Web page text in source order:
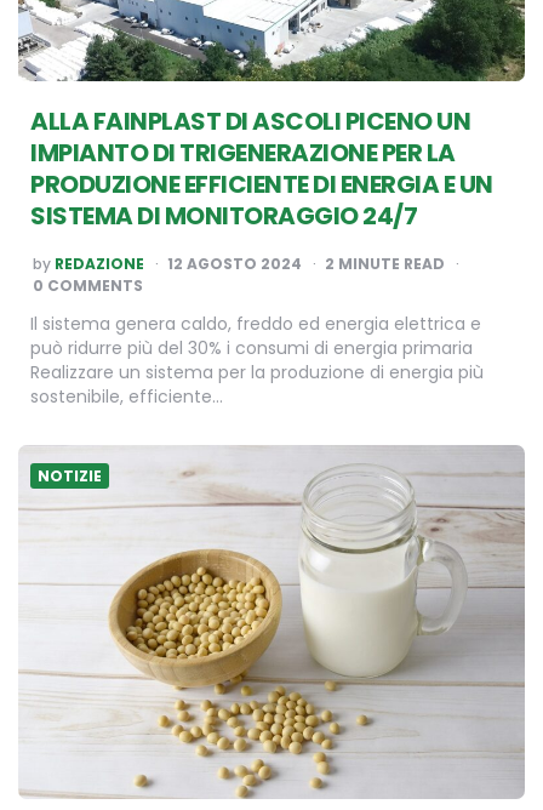
ALLA FAINPLAST DI ASCOLI PICENO UN
IMPIANTO DI TRIGENERAZIONE PER LA
PRODUZIONE EFFICIENTE DI ENERGIA E UN
SISTEMA DI MONITORAGGIO 24/7
POSTED
BY
by REDAZIONE 12 AGOSTO 2024 2 MINUTE READ
0 COMMENTS
Il sistema genera caldo, freddo ed energia elettrica e
può ridurre più del 30% i consumi di energia primaria
Realizzare un sistema per la produzione di energia più
sostenibile, efficiente…
NOTIZIE